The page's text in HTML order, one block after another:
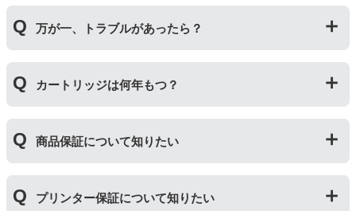
純正インク・互換インク・詰め替えインクの違い【まと
め】
ん。）印刷枚数についてはご使用環境により大きく左右
併用してご使用いただけます。（例：よく使うブラック
は互換インク、他の色は純正インクを使う等）ただし、
用おいては、当店でテストしておりません。万が一動作
ください。
万が一、トラブルがあったら？
ご相談ください。また互換インクカートリッジには「
ふ
たつの保証」を設けております。商品はご購入から１年
ら１年以内であれば保証の適用が可能です。
カートリッジは何年もつ？
ら１年間とさせていただいておりますので、可能な限り
保証期間内に使い切っていただくようお願いいたしま
保管をお願いいたします。
商品保証について知りたい
保証期間：ご購入日から１年間
プリンター保証について知りたい